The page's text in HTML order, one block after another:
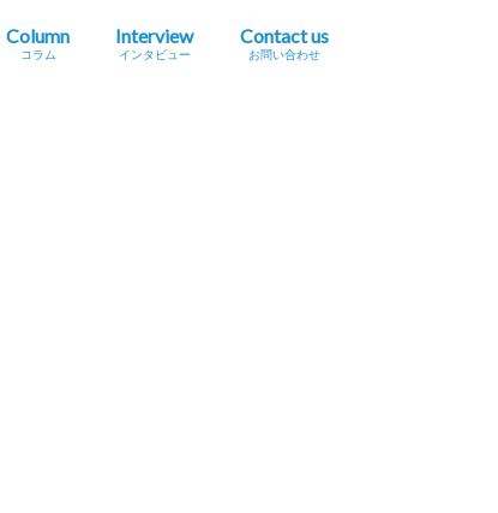
Column
コラム
Interview
インタビュー
Contact us
お問い合わせ